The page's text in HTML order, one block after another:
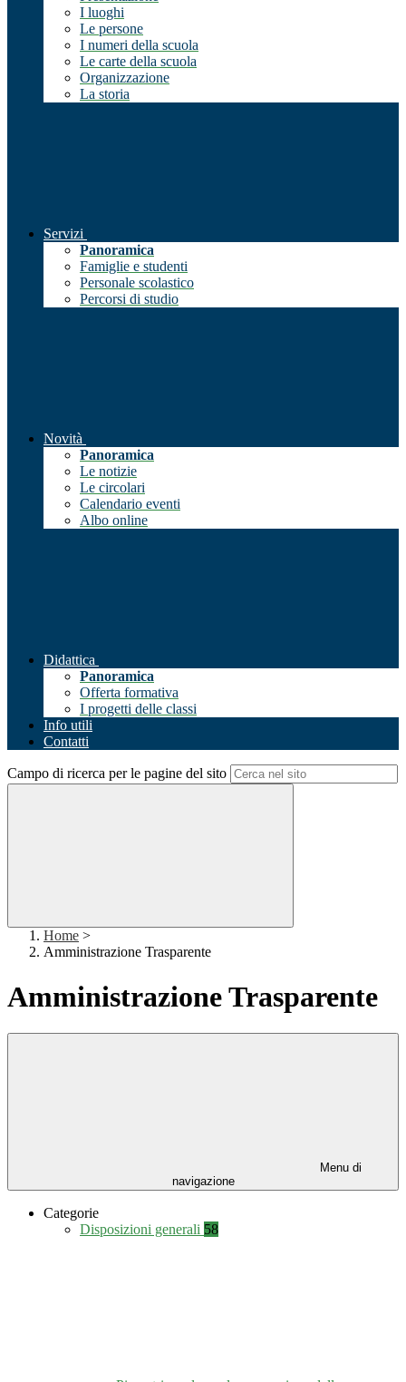
I luoghi
Le persone
I numeri della scuola
Le carte della scuola
Organizzazione
La storia
Servizi
Panoramica
Famiglie e studenti
Personale scolastico
Percorsi di studio
Novità
Panoramica
Le notizie
Le circolari
Calendario eventi
Albo online
Didattica
Panoramica
Offerta formativa
I progetti delle classi
Info utili
Contatti
Campo di ricerca per le pagine del sito
Home >
Amministrazione Trasparente
Amministrazione Trasparente
Menu di
navigazione
Categorie
Disposizioni generali 58